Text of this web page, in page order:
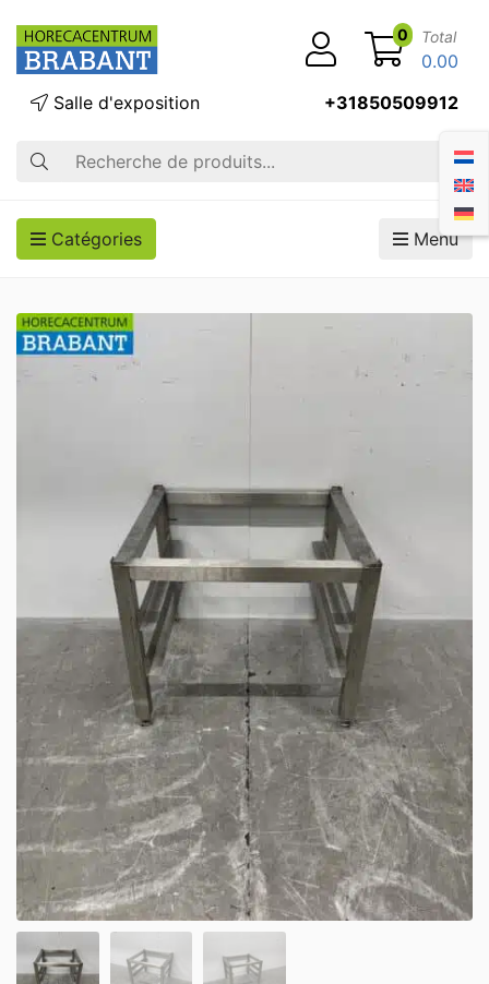
Recherche
Salle d'exposition +31850509912
0 Total
0.00
Catégories Menu